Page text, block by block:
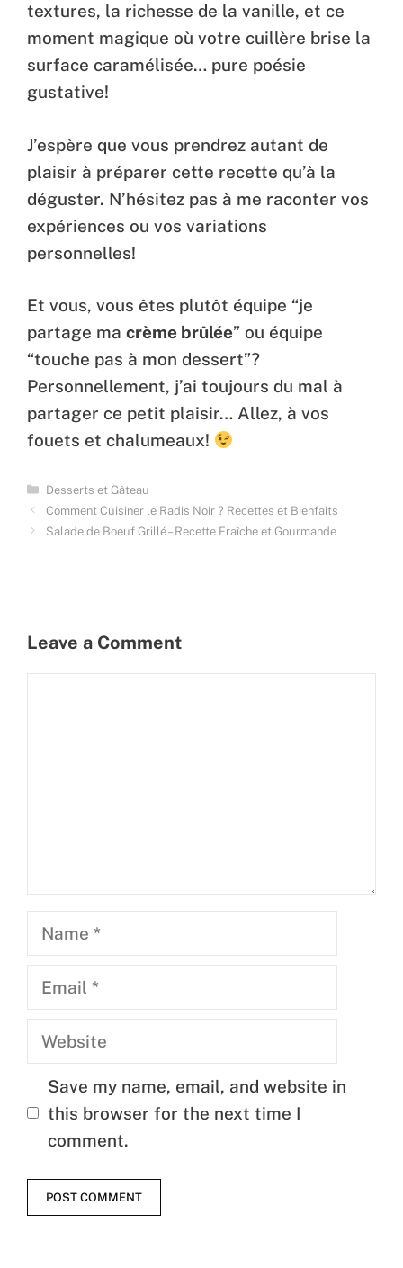
textures, la richesse de la vanille, et ce
moment magique où votre cuillère brise la
surface caramélisée… pure poésie
gustative!
J’espère que vous prendrez autant de
plaisir à préparer cette recette qu’à la
déguster. N’hésitez pas à me raconter vos
expériences ou vos variations
personnelles!
Et vous, vous êtes plutôt équipe “je
partage ma crème brûlée” ou équipe
“touche pas à mon dessert”?
Personnellement, j’ai toujours du mal à
partager ce petit plaisir… Allez, à vos
fouets et chalumeaux!
Categories
Desserts et Gâteau
Comment Cuisiner le Radis Noir ? Recettes et Bienfaits
Salade de Boeuf Grillé – Recette Fraîche et Gourmande
Leave a Comment
Name
Email
Website
Save my name, email, and website in
this browser for the next time I
comment.